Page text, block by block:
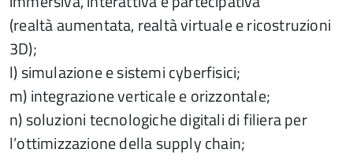
(realtà aumentata, realtà virtuale e ricostruzioni
3D);
l) simulazione e sistemi cyberfisici;
m) integrazione verticale e orizzontale;
n) soluzioni tecnologiche digitali di filiera per
l’ottimizzazione della supply chain;